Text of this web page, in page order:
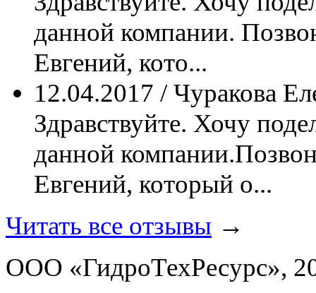
данной компании.
Евгений, кото...
12.04.2017 / Чуракова
Здравствуйте. Хочу
данной
Евгений, который о...
Читать все отзывы →
ООО «ГидроТехРесурс»,